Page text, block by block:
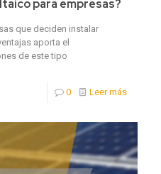
para empresas?
que deciden instalar
aporta el
de este tipo
0 Leer más